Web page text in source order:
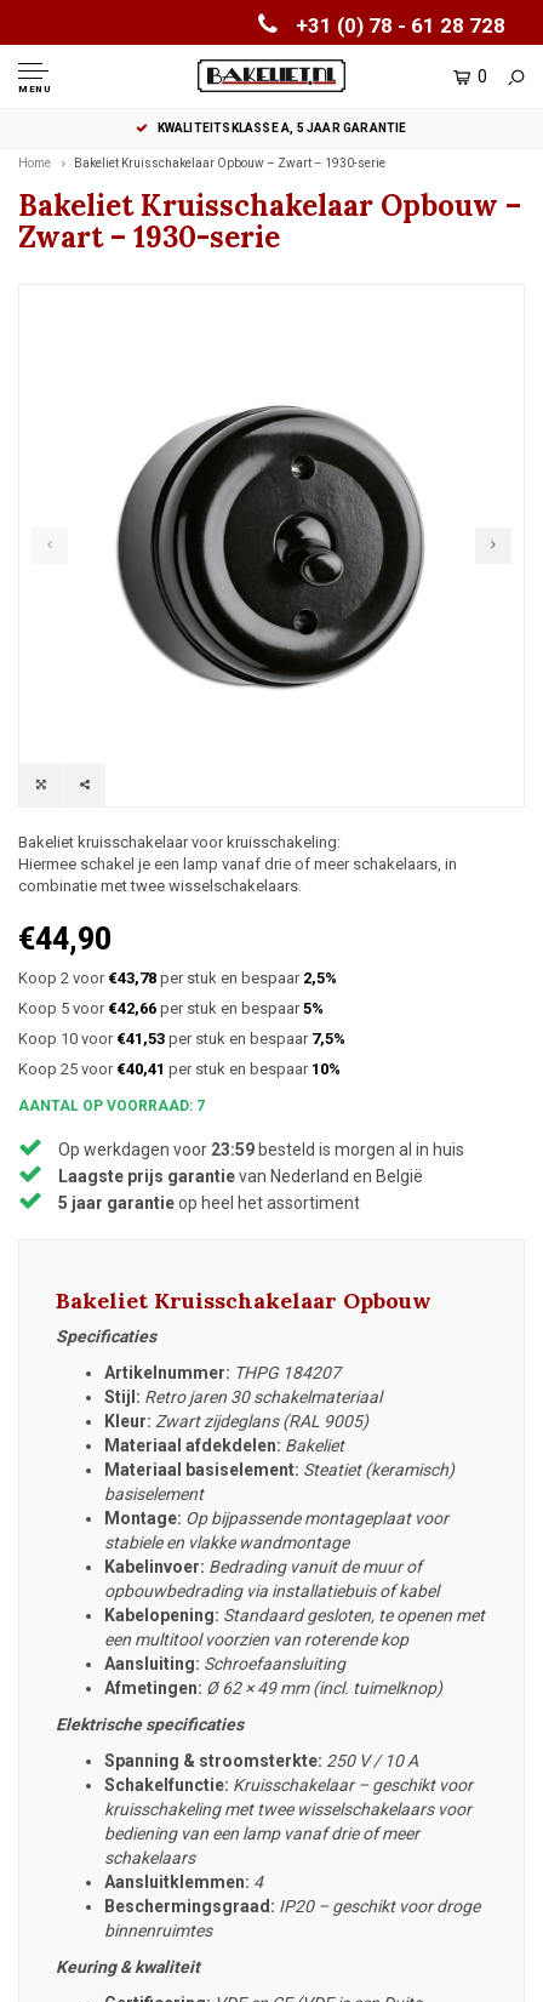
+31 (0) 78 - 61 28 728
MENU
0
KWALITEITSKLASSE A, 5 JAAR GARANTIE
Home Bakeliet Kruisschakelaar Opbouw – Zwart – 1930-serie
Bakeliet Kruisschakelaar Opbouw –
Zwart – 1930-serie
Bakeliet kruisschakelaar voor kruisschakeling:
Hiermee schakel je een lamp vanaf drie of meer schakelaars, in
combinatie met twee wisselschakelaars.
€44,90
Koop 2 voor €43,78 per stuk en bespaar 2,5%
Koop 5 voor €42,66 per stuk en bespaar5%
Koop 10 voor €41,53 per stuk en bespaar 7,5%
Koop 25 voor €40,41 per stuk en bespaar 10%
AANTAL OP VOORRAAD: 7
Op werkdagen voor 23:59 besteld is morgen al in huis
Laagste prijs garantievan Nederland en België
5 jaar garantieop heel het assortiment
Bakeliet Kruisschakelaar Opbouw
Specificaties
Artikelnummer: THPG 184207
Stijl: Retro jaren 30 schakelmateriaal
Kleur: Zwart zijdeglans (RAL 9005)
Materiaal afdekdelen: Bakeliet
Materiaal basiselement: Steatiet (keramisch)
basiselement
Montage: Op bijpassende montageplaat voor
stabiele en vlakke wandmontage
Kabelinvoer: Bedrading vanuit de muur of
opbouwbedrading via installatiebuis of kabel
Kabelopening: Standaard gesloten, te openen met
een multitool voorzien van roterende kop
Aansluiting: Schroefaansluiting
Afmetingen: Ø 62 × 49 mm (incl. tuimelknop)
Elektrische specificaties
Spanning & stroomsterkte: 250 V / 10 A
Schakelfunctie: Kruisschakelaar – geschikt voor
kruisschakeling met twee wisselschakelaars voor
bediening van een lamp vanaf drie of meer
schakelaars
Aansluitklemmen: 4
Beschermingsgraad: IP20 – geschikt voor droge
binnenruimtes
Keuring & kwaliteit